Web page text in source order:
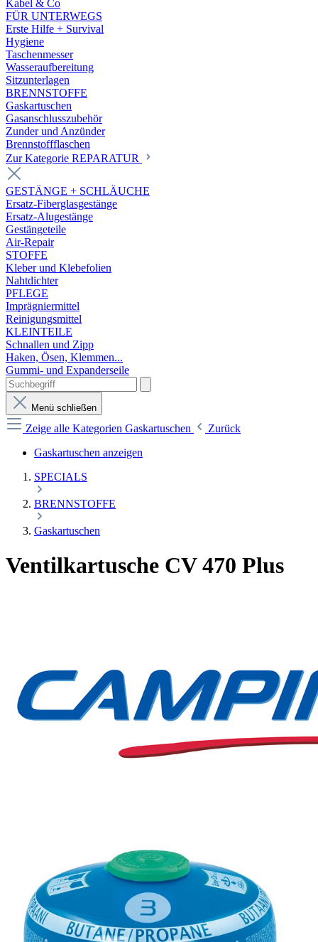
Kabel & Co
FÜR UNTERWEGS
Erste Hilfe + Survival
Hygiene
Taschenmesser
Wasseraufbereitung
Sitzunterlagen
BRENNSTOFFE
Gaskartuschen
Gasanschlusszubehör
Zunder und Anzünder
Brennstoffflaschen
Zur Kategorie REPARATUR
GESTÄNGE + SCHLÄUCHE
Ersatz-Fiberglasgestänge
Ersatz-Alugestänge
Gestängeteile
Air-Repair
STOFFE
Kleber und Klebefolien
Nahtdichter
PFLEGE
Imprägniermittel
Reinigungsmittel
KLEINTEILE
Schnallen und Zipp
Haken, Ösen, Klemmen...
Gummi- und Expanderseile
Menü schließen
Zeige alle Kategorien Gaskartuschen
Zurück
Gaskartuschen anzeigen
SPECIALS
BRENNSTOFFE
Gaskartuschen
Ventilkartusche CV 470 Plus